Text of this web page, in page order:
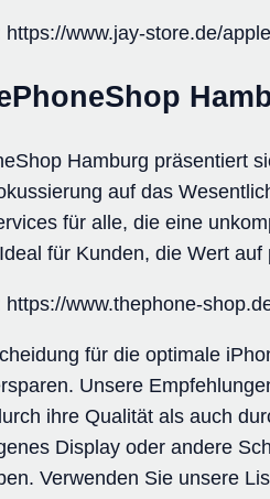
https://www.jay-store.de/
Hamburg präsentiert
auf das
für alle, die eine
für Kunden, die Wert
https://www.thephone-
für die optimale
Unsere
ihre Qualität als auch
Display oder andere
Verwenden Sie unsere